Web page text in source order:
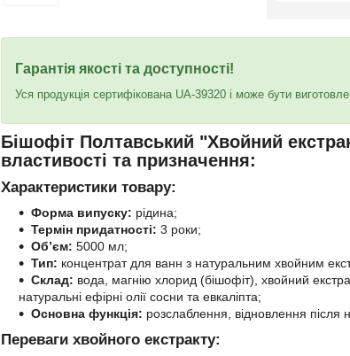
Гарантія якості та доступності!
Уся продукція сертифікована UA-39320 і може бути
Бішофіт Полтавський "Хвойний
властивості та призначення:
Характеристики товару:
Форма випуску: рідина;
Термін придатності: 3 роки;
Об’єм: 5000 мл;
Тип: концентрат для ванн з натуральним хвойним
Склад: вода, магнію хлорид (бішофіт), хвойний
натуральні ефірні олії сосни та евкаліпта;
Основна функція: розслаблення, відновлення
Переваги хвойного екстракту: